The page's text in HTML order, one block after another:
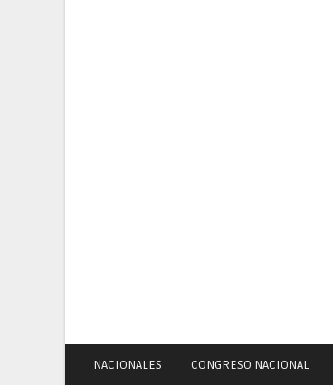
NACIONALES CONGRESO NACIONAL